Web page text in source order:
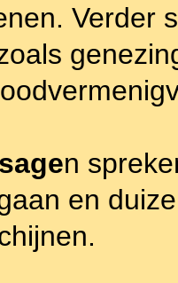
Verder
n
en